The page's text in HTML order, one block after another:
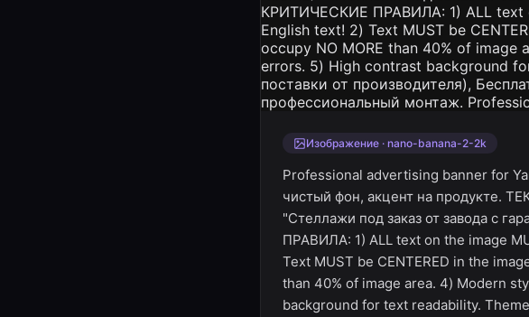
Изображение · nano-banana-2-2k
Professional advertising banner for
чистый фон, акцент на
"Стеллажи под заказ от завода с
ПРАВИЛА: 1) ALL text on the image
Text MUST be CENTERED in the
than 40% of image area. 4) Modern
background for text readability.